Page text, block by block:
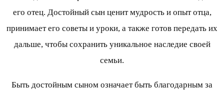
его отец. Достойный сын ценит мудрость и опыт отца,
принимает его советы и уроки, а также готов передать их
дальше, чтобы сохранить уникальное наследие своей
семьи.
Быть достойным сыном означает быть благодарным за